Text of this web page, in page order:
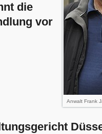
Anwalt Frank
die
vor